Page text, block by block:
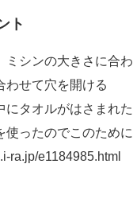
ト
ミシンの大きさに合
わせて穴を開ける
にタオルがはさまれ
使ったのでこのため
ra.jp/e1184985.html